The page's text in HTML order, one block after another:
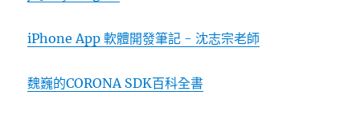
iPhone App 軟體開發筆記 - 沈志宗老師
魏巍的CORONA SDK百科全書